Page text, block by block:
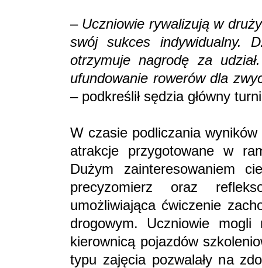
–Uczniowie rywalizują w
swój sukces indywidualny.
otrzymuje nagrodę za
ufundowanie rowerów dla
– podkreślił sędzia główny
W czasie podliczania
atrakcje przygotowane w
Dużym zainteresowaniem
precyzomierz oraz
umożliwiająca ćwiczenie
drogowym. Uczniowie
kierownicą pojazdów
typu zajęcia pozwalały na